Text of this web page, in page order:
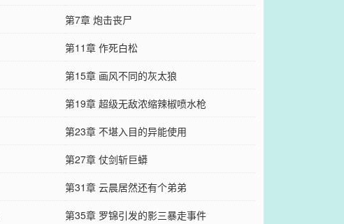
第7章 炮击丧尸
第11章 作死白松
第15章 画风不同的灰太狼
第19章 超级无敌浓缩辣椒喷水枪
第23章 不堪入目的异能使用
第27章 仗剑斩巨蟒
第31章 云晨居然还有个弟弟
第35章 罗锦引发的影三暴走事件